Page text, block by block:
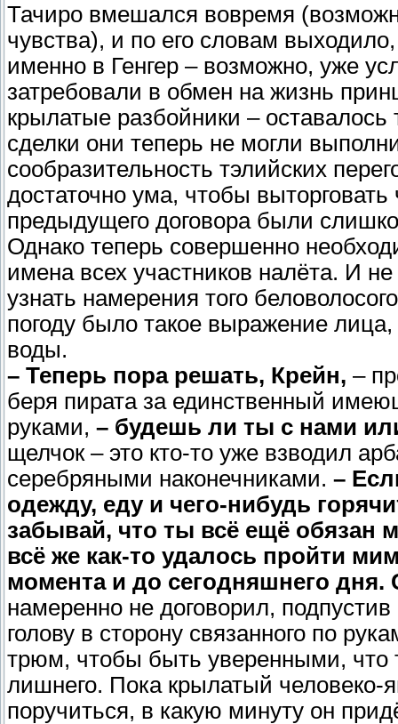
Тачиро вмешался вовремя
чувства), и по его словам
именно в Генгер – возможно, уже
затребовали в обмен на жизнь
крылатые разбойники – оставалось
сделки они теперь не могли
сообразительность тэлийских
достаточно ума, чтобы
предыдущего договора были
Однако теперь совершенно
имена всех участников налёта. И
узнать намерения того
погоду было такое выражение
воды.
– Теперь пора решать, Крейн, –
беря пирата за единственный
руками, – будешь ли ты с нами
щелчок – это кто-то уже взводил
серебряными наконечниками. –
одежду, еду и чего-нибудь
забывай, что ты всё ещё обязан
всё же как-то удалось пройти
момента и до сегодняшнего
намеренно не договорил,
голову в сторону связанного по
трюм, чтобы быть уверенными, что
лишнего. Пока крылатый человеко-
поручиться, в какую минуту он